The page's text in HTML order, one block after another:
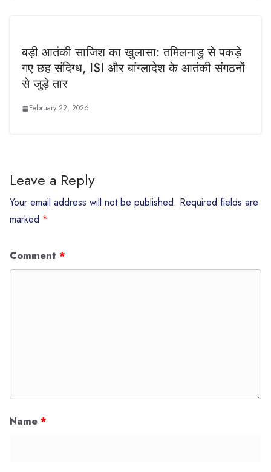
बड़ी आतंकी साजिश का खुलासा: तमिलनाडु से पकड़े
गए छह संदिग्ध, ISI और बांग्लादेश के आतंकी संगठनों
से जुड़े तार
February 22, 2026
Leave a Reply
Your email address will not be published. Required fields are
marked *
Comment *
Name *